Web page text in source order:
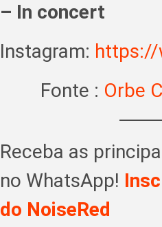
– In concert
Instagram: https://
Fonte : Orbe
Receba as
no WhatsApp!
do NoiseRed